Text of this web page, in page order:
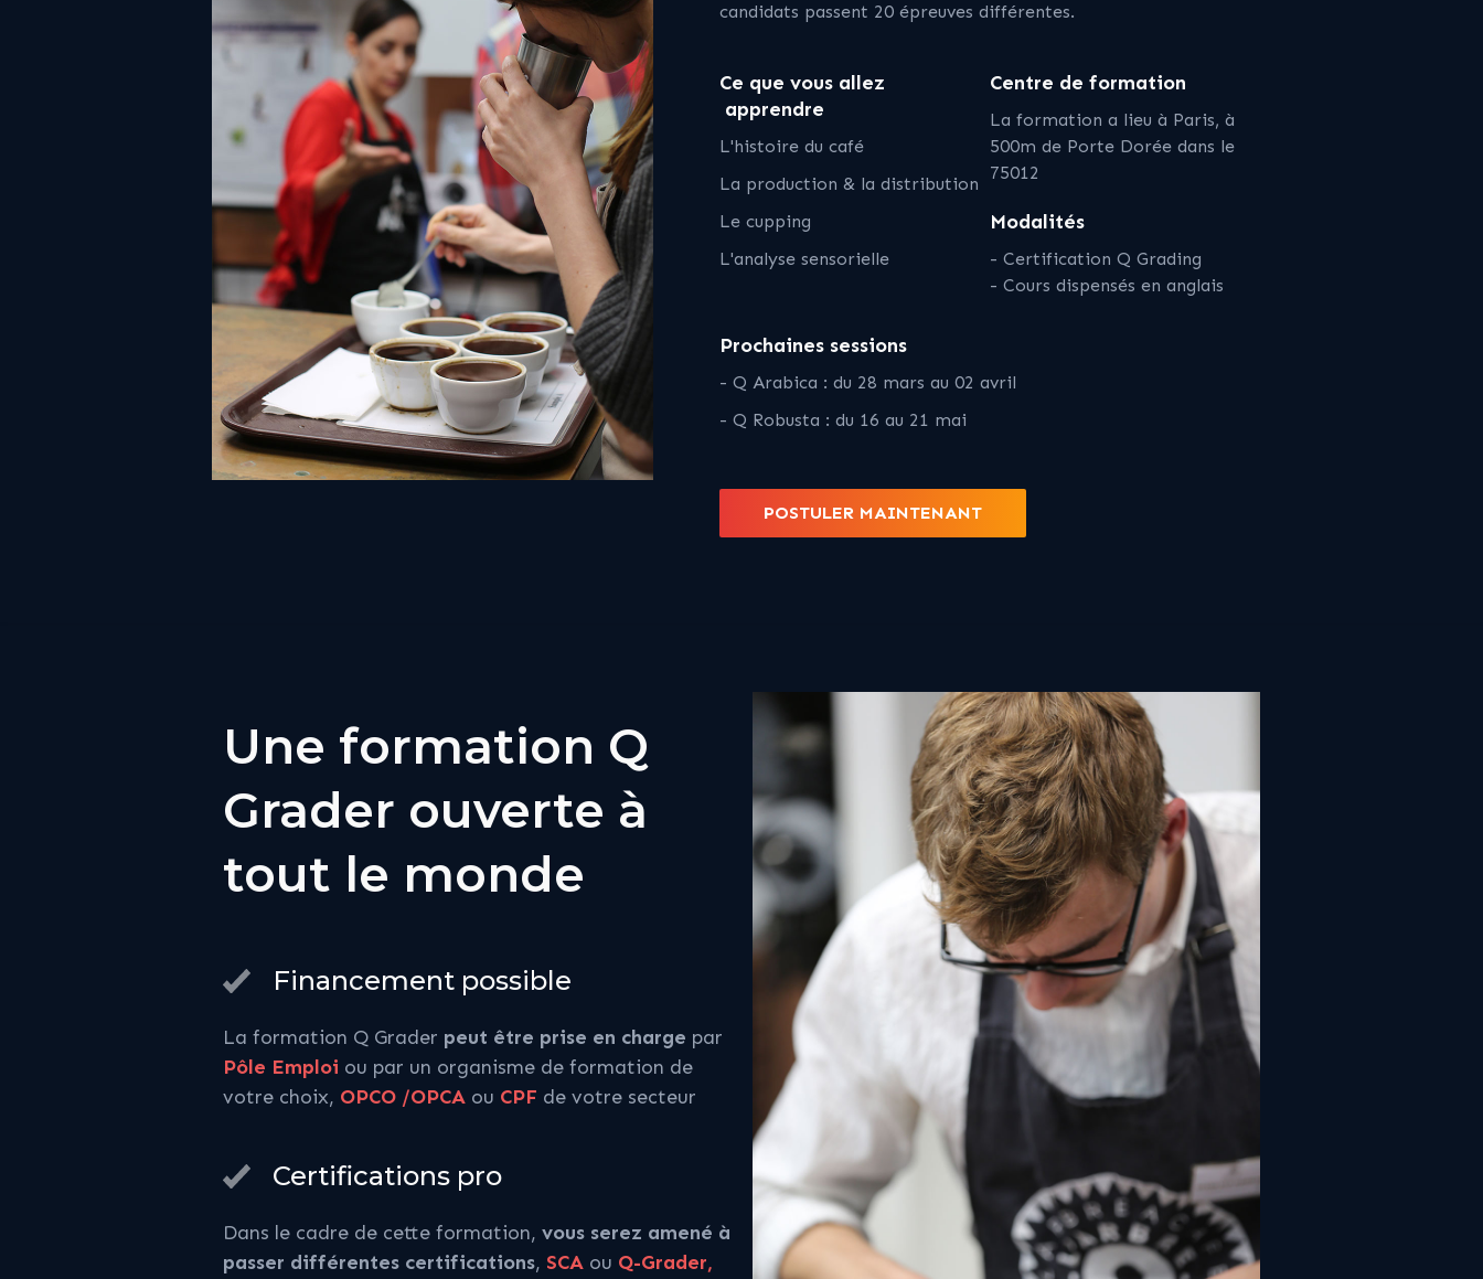
candidats passent 20 épreuves différentes.
Ce que vous allez
apprendre
L'histoire du café
La production & la distribution
Le cupping
L'analyse sensorielle
Centre de formation
La formation a lieu à Paris, à
500m de Porte Dorée dans le
75012
Modalités
- Certification Q Grading
- Cours dispensés en anglais
Prochaines sessions
- Q Arabica : du 28 mars au 02 avril
- Q Robusta : du 16 au 21 mai
POSTULER MAINTENANT
Une formation Q
Grader ouverte à
tout le monde
Financement possible
La formation Q Grader peut être prise en charge par
Pôle Emploi ou par un organisme de formation de
votre choix, OPCO /OPCA ou CPF de votre secteur
Certifications pro
Dans le cadre de cette formation, vous serez amené à
passer différentes certifications, SCA ou Q-Grader,